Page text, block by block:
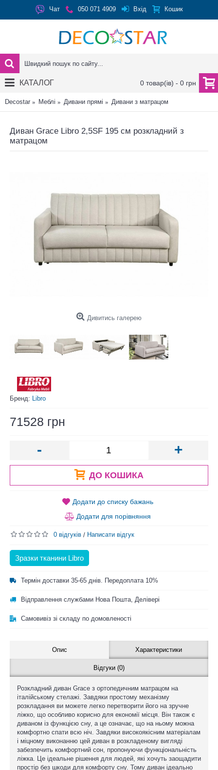
Чат 050 071 4909 Вхід Кошик
0 товар(ів) - 0 грн
КАТАЛОГ
Decostar Меблі Дивани прямі Дивани з матрацом
Диван Grace Libro 2,5SF 195 см розкладний з
матрацом
Дивитись галерею
Бренд: Libro
71528 грн
- +
ДО КОШИКА
Додати до списку бажань
Додати для порівняння
0 відгуків / Написати відгук
Зразки тканини Libro
Термін доставки 35-65 днів. Передоплата 10%
Відправлення службами Нова Пошта, Делівері
Самовивіз зі складу по домовленості
Опис Характеристики
Відгуки (0)
Розкладний диван Grace з ортопедичним матрацом на
італійському стелажі. Завдяки простому механізму
розкладання ви можете легко перетворити його на зручне
ліжко, що особливо корисно для економії місця. Він також є
диваном із функцією сну, а це означає, що на ньому можна
комфортно спати всю ніч. Завдяки високоякісним матеріалам
і міцному виконанню цей диван в розкладеному вигляді
забезпечить комфортний сон, пропонуючи функціональність
ліжка. Це ідеальне рішення для людей, які хочуть заощадити
простір без шкоди для комфорту сну. Тому диван ідеально